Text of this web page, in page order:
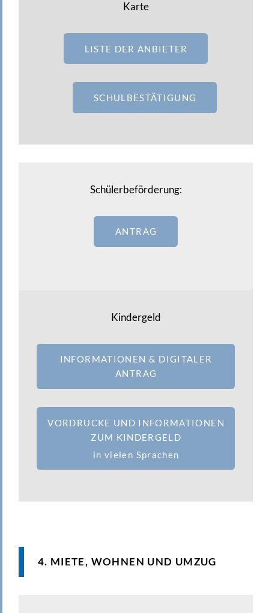
Karte
LISTE DER ANBIETER
SCHULBESTÄTIGUNG
Schülerbeförderung:
ANTRAG
Kindergeld
INFORMATIONEN & DIGITALER
ANTRAG
VORDRUCKE UND INFORMATIONEN
ZUM KINDERGELD
in vielen Sprachen
4. MIETE, WOHNEN UND UMZUG